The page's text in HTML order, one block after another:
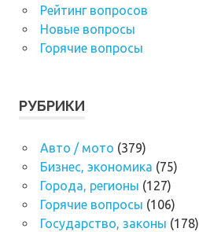
Рейтинг вопросов
Новые вопросы
Горячие вопросы
РУБРИКИ
Авто / мото (379)
Бизнес, экономика (75)
Города, регионы (127)
Горячие вопросы (106)
Государство, законы (178)